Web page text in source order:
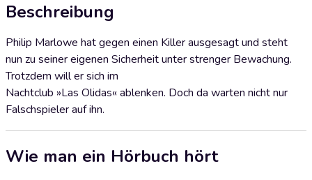
Beschreibung
Philip Marlowe hat gegen einen Killer ausgesagt und steht
nun zu seiner eigenen Sicherheit unter strenger Bewachung.
Trotzdem will er sich im
Nachtclub »Las Olidas« ablenken. Doch da warten nicht nur
Falschspieler auf ihn.
Wie man ein Hörbuch hört